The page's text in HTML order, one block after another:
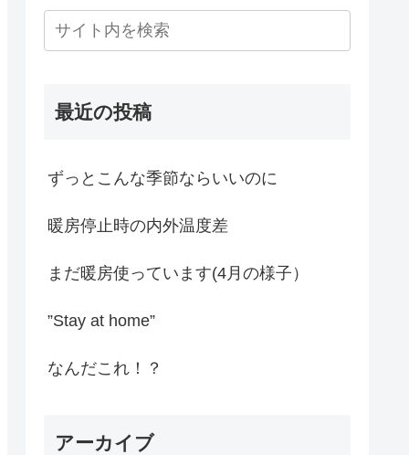
最近の投稿
ずっとこんな季節ならいいのに
暖房停止時の内外温度差
まだ暖房使っています(4月の様子）
”Stay at home”
なんだこれ！？
アーカイブ